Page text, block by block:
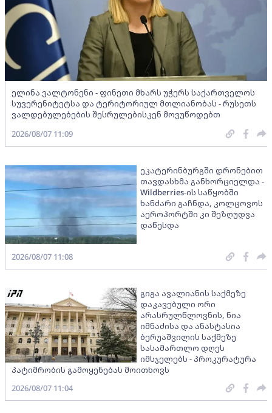
ელინა ვალტონენი - ფინეთი მხარს უჭერს საქართველოს
სუვერენიტეტსა და ტერიტორიულ მთლიანობას - რუსეთს
ვალდებულებების შესრულებისკენ მოვუწოდებთ
2026/08/07 11:09
ეკატერინბურგში დრონებით
თავდასხმა განხორციელდა -
Wildberries-ის საწყობში
ხანძარი გაჩნდა, კოლცოვოს
აეროპორტში კი შეზღუდვა
დაწესდა
2026/08/07 11:08
გიგა ავალიანის საქმეზე
დაკავებული ორი
არასრულწლოვნის, ნია
იმნაძისა და ანასტასია
ბერუაშვილის საქმეზე
სასამართლო დღეს
იმსჯელებს - პროკურატურა
პატიმრობის გამოყენებას მოითხოვს
2026/08/07 11:04